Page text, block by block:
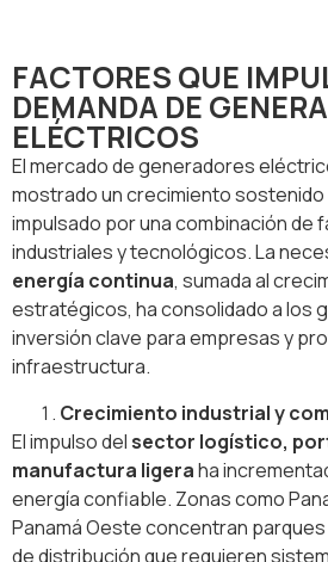
FACTORES QUE
DEMANDA DE
ELÉCTRICOS
El mercado de generadores
mostrado un crecimiento sostenido
impulsado por una combinación de
industriales y tecnológicos. La
energía continua, sumada al
estratégicos, ha consolidado a los
inversión clave para empresas y
infraestructura.
Crecimiento industrial y
El impulso delsector logístico,
manufactura ligeraha
energía confiable. Zonas como
Panamá Oeste concentran
de distribución que requieren